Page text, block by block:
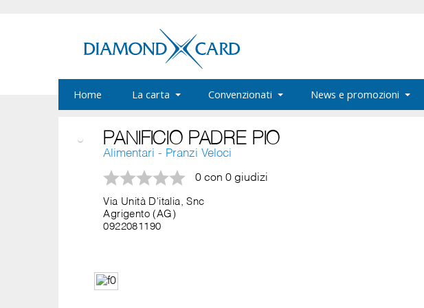
Home La carta Convenzionati News e promozioni
PANIFICIO PADRE PIO
Alimentari - Pranzi Veloci
0 con 0 giudizi
Via Unità D'italia, Snc
Agrigento (AG)
0922081190